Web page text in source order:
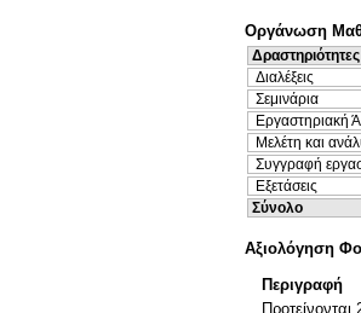
Οργάνωση
Δραστηριότητες
Διαλέξεις
Σεμινάρια
Εργαστηριακή
Μελέτη και
Συγγραφή
Εξετάσεις
Σύνολο
Αξιολόγηση
Περιγραφή